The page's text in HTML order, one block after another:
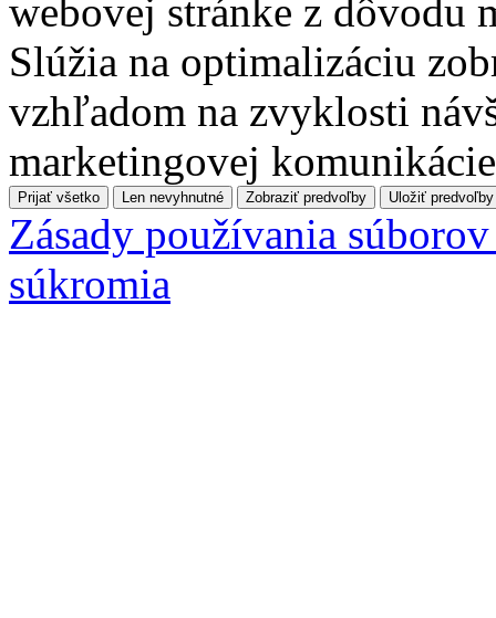
webovej stránke z dôvodu
Slúžia na optimalizáciu
vzhľadom na zvyklosti
marketingovej
Prijať všetko Len nevyhnutné Zobraziť predvoľby Uložiť predvoľby
Zásady používania
súkromia